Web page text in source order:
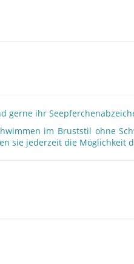
gerne ihr
im Bruststil ohne
sie jederzeit die Möglichkeit